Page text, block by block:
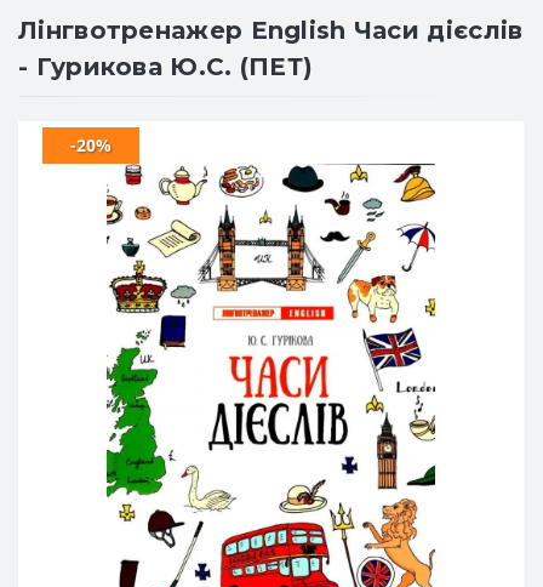
Лінгвотренажер English Часи дієслів
- Гурикова Ю.С. (ПЕТ)
-20%